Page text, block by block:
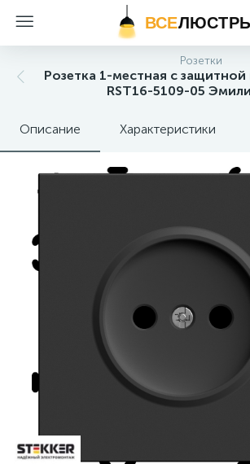
ВСЕ
Розетки
Розетка 1-местная с
RST16-5109-05
Описание Характеристики